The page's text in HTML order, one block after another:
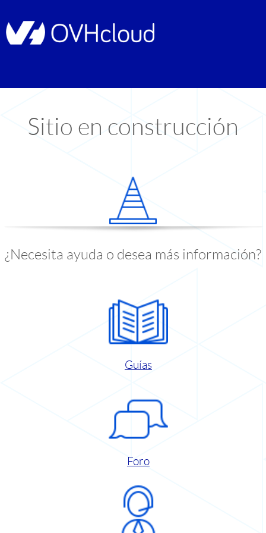
Sitio en construcción
¿Necesita ayuda o desea más información?
Guías
Foro